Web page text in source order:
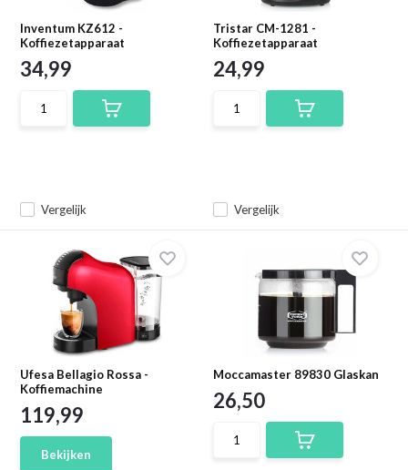
Inventum KZ612 -
Koffiezetapparaat
Vergelijk
34,99
Tristar CM-1281 -
Koffiezetapparaat
Vergelijk
24,99
Ufesa Bellagio Rossa -
Koffiemachine
119,99
Bekijken
Moccamaster 89830 Glaskan
26,50